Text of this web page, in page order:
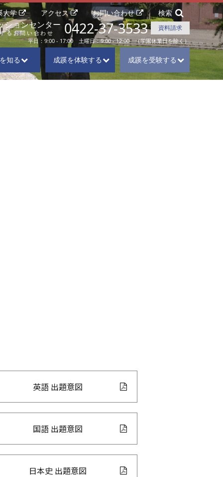
大学 アクセス お問い合わせ 検索
ションセンター
るお問い合わせ 0422-37-3533 資料請求
平日：9:00 - 17:00 土曜日：9:00 - 12:00 （学園休業日を除く）
知る 成蹊を体験する 成蹊を受験する
英語 出題意図
国語 出題意図
日本史 出題意図